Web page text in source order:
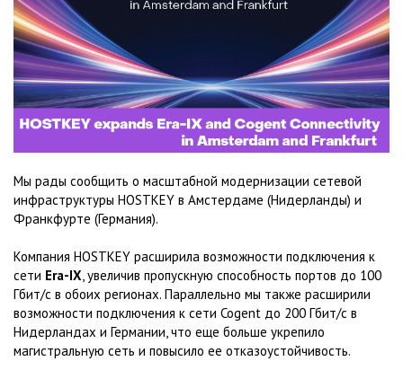
Мы рады сообщить о масштабной модернизации сетевой
инфраструктуры HOSTKEY в Амстердаме (Нидерланды) и
Франкфурте (Германия).
Компания HOSTKEY расширила возможности подключения к
сети Era-IX, увеличив пропускную способность портов до 100
Гбит/с в обоих регионах. Параллельно мы также расширили
возможности подключения к сети Cogent до 200 Гбит/с в
Нидерландах и Германии, что еще больше укрепило
магистральную сеть и повысило ее отказоустойчивость.